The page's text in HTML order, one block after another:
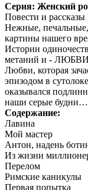
Серия: Женский
Повести и
Нежные,
картины нашего
Истории
метаний и -
Любви, которая
эпизодом в
оказывался
наши серые будни…
Содержание:
Лавина
Мой мастер
Антон, надень
Из жизни
Перелом
Римские каникулы
Первая попытка